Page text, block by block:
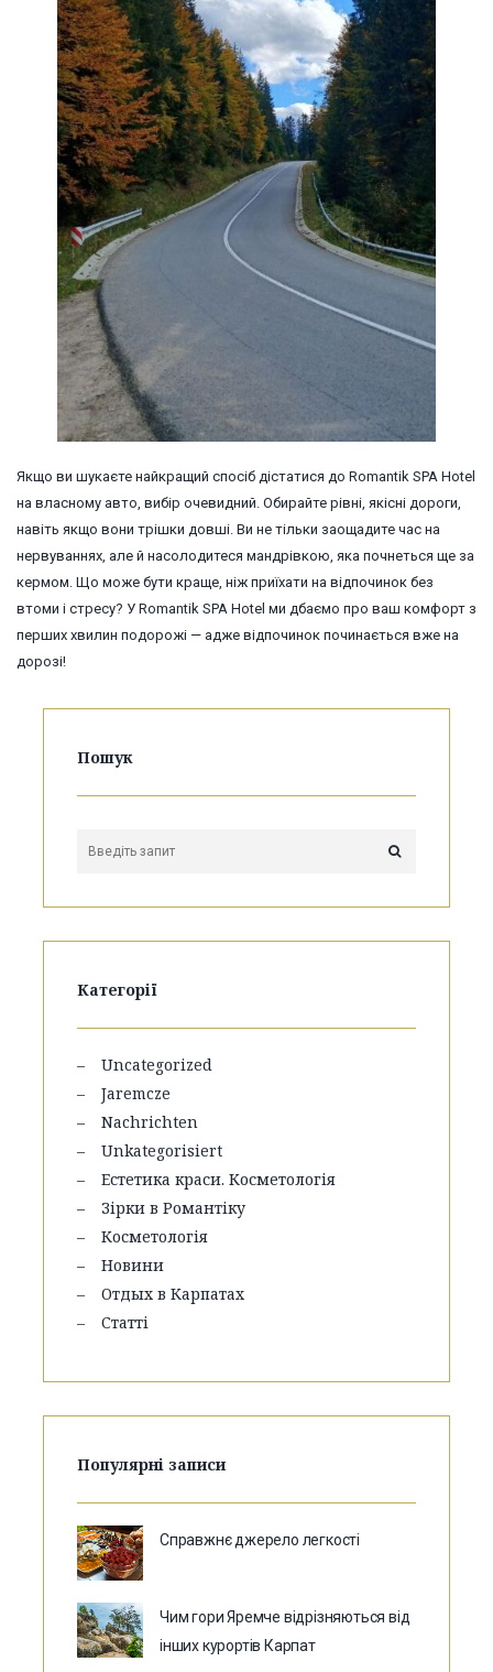
Якщо ви шукаєте найкращий спосіб дістатися до Romantik SPA Hotel
на власному авто, вибір очевидний. Обирайте рівні, якісні дороги,
навіть якщо вони трішки довші. Ви не тільки заощадите час на
нервуваннях, але й насолодитеся мандрівкою, яка почнеться ще за
кермом. Що може бути краще, ніж приїхати на відпочинок без
втоми і стресу? У Romantik SPA Hotel ми дбаємо про ваш комфорт з
перших хвилин подорожі — адже відпочинок починається вже на
дорозі!
Пошук
Категорії
Uncategorized
Jaremcze
Nachrichten
Unkategorisiert
Естетика краси. Косметологія
Зірки в Романтіку
Косметологія
Новини
Отдых в Карпатах
Статті
Популярні записи
Справжнє джерело легкості
Чим гори Яремче відрізняються від
інших курортів Карпат